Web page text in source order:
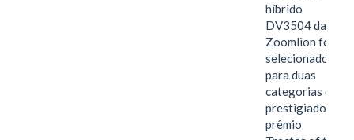
híbrido
DV3504 da
Zoomlion foi
selecionado
para duas
categorias do
prestigiado
prêmio